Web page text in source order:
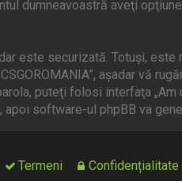
dumneavoastră aveţi
este securizată. Totuşi,
aşadar vă
puteţi folosi interfaţa
software-ul phpBB va
Confidențialitate
Termeni